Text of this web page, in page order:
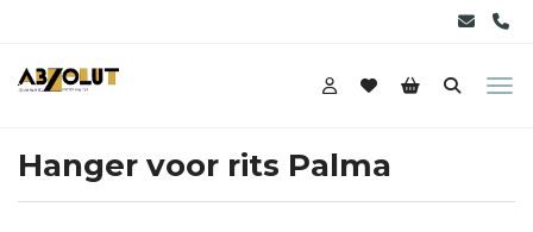
Hanger voor rits Palma